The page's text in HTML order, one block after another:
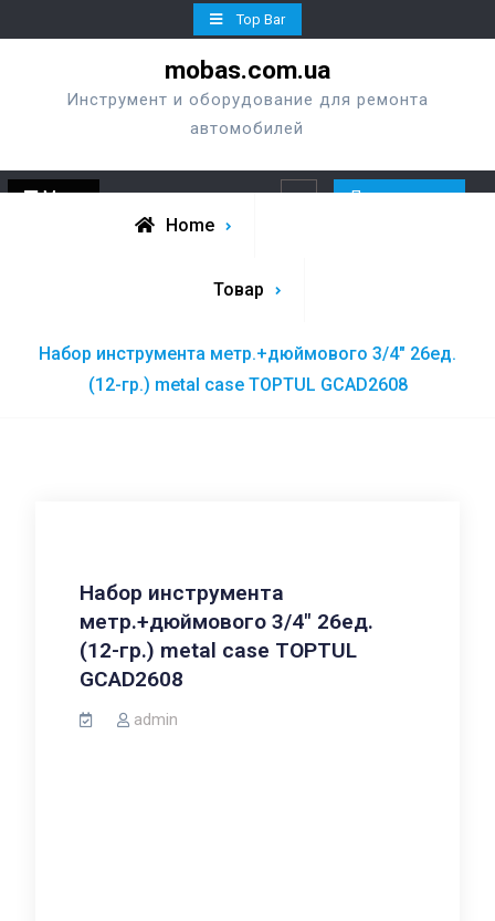
to
Top Bar
mobas.com.ua
Инструмент и оборудование для ремонта
автомобилей
Menu Перезвонить
Home
Товар
Набор инструмента метр.+дюймового 3/4″ 26ед.
(12-гр.) metal case TOPTUL GCAD2608
Набор инструмента
метр.+дюймового 3/4″ 26ед.
(12-гр.) metal case TOPTUL
GCAD2608
admin